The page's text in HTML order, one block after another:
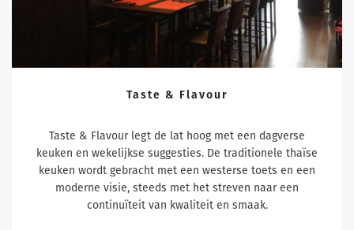
RESERVEER HIER
Taste & Flavour
Taste & Flavour legt de lat hoog met een dagverse
keuken en wekelijkse suggesties. De traditionele thaïse
keuken wordt gebracht met een westerse toets en een
moderne visie, steeds met het streven naar een
continuïteit van kwaliteit en smaak.